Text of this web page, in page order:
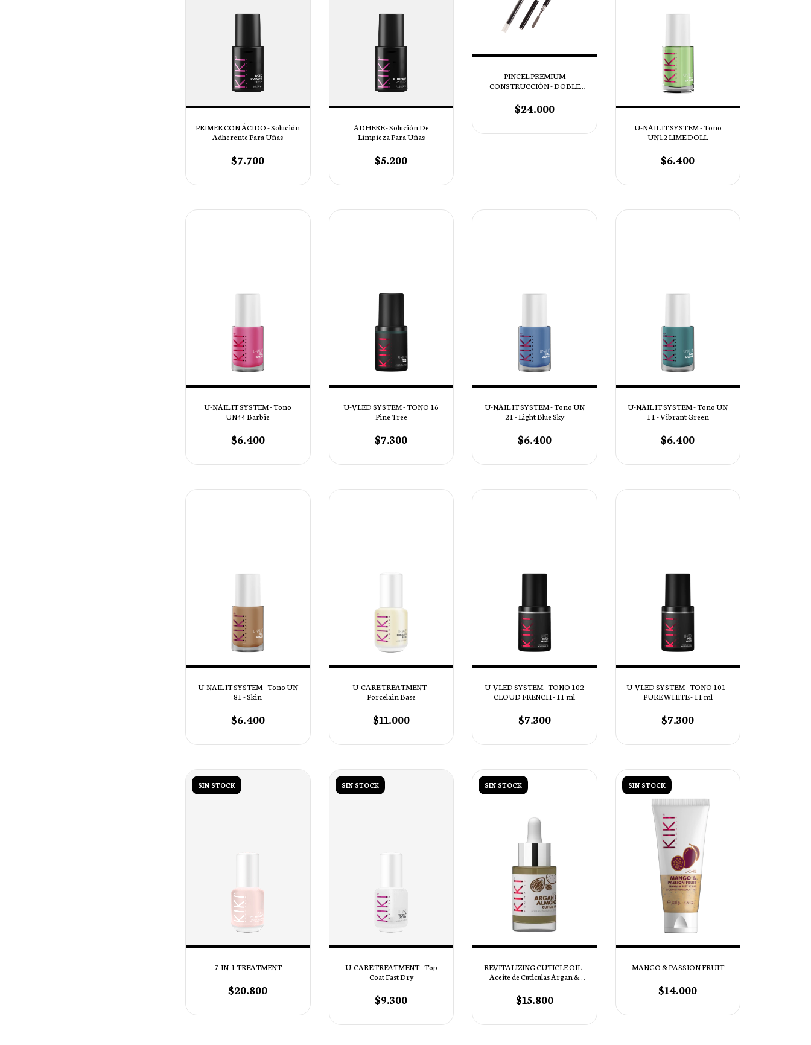
PRIMER CON ÁCIDO - Solución
Adherente Para Uñas
$7.700
ADHERE - Solución De
Limpieza Para Uñas
$5.200
PINCEL PREMIUM
CONSTRUCCIÓN - DOBLE
$24.000
U-NAIL IT SYSTEM - Tono
UN12 LIME DOLL
$6.400
U-NAIL IT SYSTEM - Tono
UN44 Barbie
$6.400
U-VLED SYSTEM - TONO 16
Pine Tree
$7.300
U-NAIL IT SYSTEM - Tono UN
21 - Light Blue Sky
$6.400
U-NAIL IT SYSTEM - Tono UN
11 - Vibrant Green
$6.400
U-NAIL IT SYSTEM - Tono UN
81 - Skin
$6.400
U-CARE TREATMENT -
Porcelain Base
$11.000
U-VLED SYSTEM - TONO 102
CLOUD FRENCH - 11 ml
$7.300
U-VLED SYSTEM - TONO 101 -
PURE WHITE - 11 ml
$7.300
SIN STOCK
7-IN-1 TREATMENT
$20.800
SIN STOCK
U-CARE TREATMENT - Top
Coat Fast Dry
$9.300
SIN STOCK
REVITALIZING CUTICLE OIL -
Aceite de Cuticulas Argan &
$15.800
SIN STOCK
MANGO & PASSION FRUIT
$14.000